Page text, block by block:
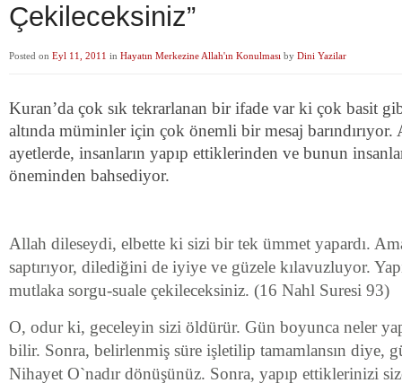
Çekileceksiniz”
Posted on Eyl 11, 2011 in Hayatın Merkezine Allah'ın Konulması by Dini Yazilar
Kuran’da çok sık tekrarlanan bir ifade var ki çok basit
altında müminler için çok önemli bir mesaj
ayetlerde, insanların yapıp ettiklerinden ve bunun
öneminden bahsediyor.
Allah dileseydi, elbette ki sizi bir tek ümmet yapardı.
saptırıyor, dilediğini de iyiye ve güzele kılavuzluyor.
mutlaka sorgu-suale çekileceksiniz. (16 Nahl Suresi 93)
O, odur ki, geceleyin sizi öldürür. Gün boyunca neler
bilir. Sonra, belirlenmiş süre işletilip tamamlansın diye,
Nihayet O`nadır dönüşünüz. Sonra, yapıp ettiklerinizi